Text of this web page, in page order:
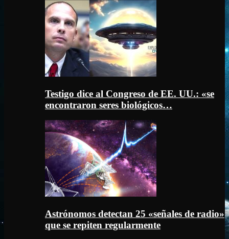
Testigo dice al Congreso de EE. UU.: «se
encontraron seres biológicos…
Astrónomos detectan 25 «señales de radio»
que se repiten regularmente